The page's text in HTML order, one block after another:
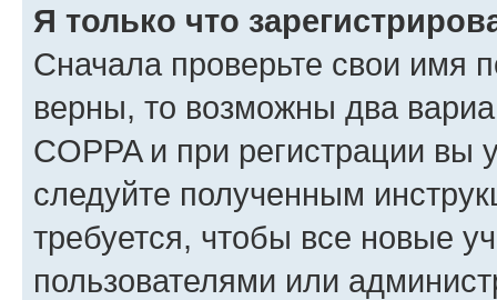
Я только что
Сначала проверьте свои имя
верны, то возможны два
COPPA и при регистрации вы
следуйте полученным
требуется, чтобы все новые
пользователями или